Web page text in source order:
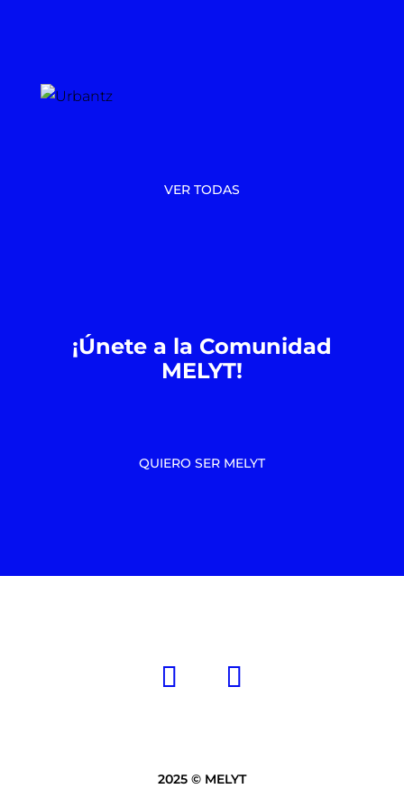
VER TODAS
¡Únete a la Comunidad
MELYT!
QUIERO SER MELYT
2025 © MELYT